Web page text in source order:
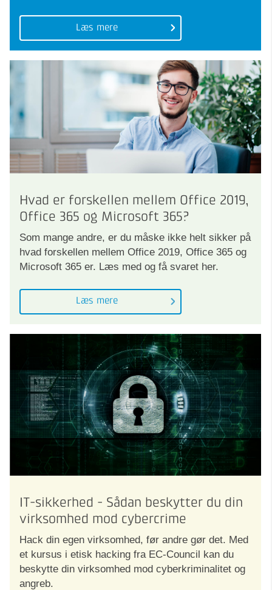
Læs mere
Hvad er forskellen mellem Office 2019,
Office 365 og Microsoft 365?
Som mange andre, er du måske ikke helt sikker på
hvad forskellen mellem Office 2019, Office 365 og
Microsoft 365 er. Læs med og få svaret her.
Læs mere
IT-sikkerhed - Sådan beskytter du din
virksomhed mod cybercrime
Hack din egen virksomhed, før andre gør det. Med
et kursus i etisk hacking fra EC-Council kan du
beskytte din virksomhed mod cyberkriminalitet og
angreb.